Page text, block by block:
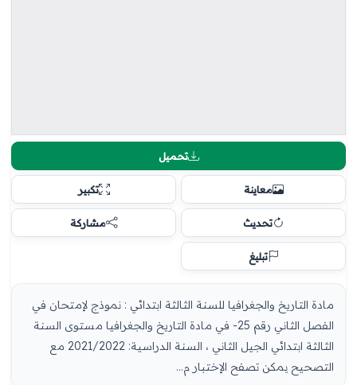
تحميل
معاينة تكبير
تحديث مشاركة
تبليغ
مادة التاريخ والجغرافيا للسنة الثالثة ابتدائي : نموذج لإمتحان في
الفصل الثاني رقم 25- في مادة التاريخ والجغرافيا مستوى السنة
الثالثة ابتدائي الجيل الثاني ، السنة الدراسية: 2021/2022 مع
التصحيح يمكن تصفح الإختبار م...